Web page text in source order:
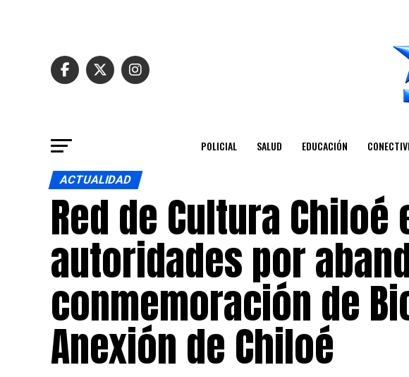
POLICIAL SALUD EDUCACIÓN
ACTUALIDAD
Red de Cultura Chiloé
autoridades por
conmemoración de
Anexión de Chiloé